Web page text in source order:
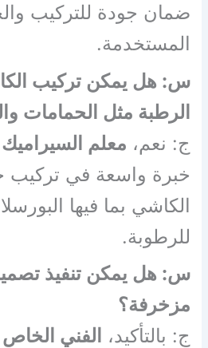
ضمان جودة للتركيب
المستخدمة.
س: هل يمكن تركيب
الرطبة مثل الحمامات
ج: نعم، معلم
خبرة واسعة في تركيب
الكاشي بما فيها
للرطوبة.
س: هل يمكن تنفيذ
مزخرفة؟
ج: بالتأكيد، الفني الخاص